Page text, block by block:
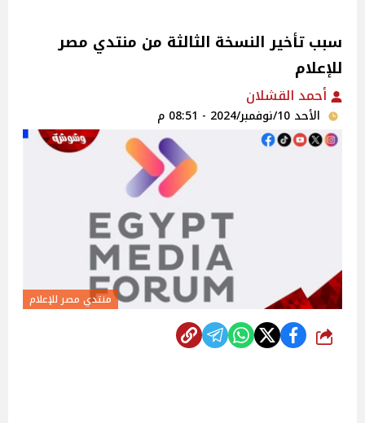
سبب تأخير النسخة الثالثة ‎من منتدي مصر
للإعلام
أحمد القشلان
الأحد 10/نوفمبر/2024 - 08:51 م
منتدي مصر للإعلام
شارك